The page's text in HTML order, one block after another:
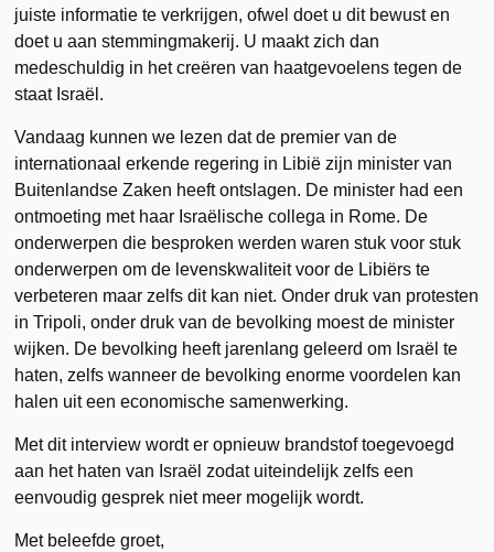
juiste informatie te verkrijgen, ofwel doet u dit bewust en
doet u aan stemmingmakerij. U maakt zich dan
medeschuldig in het creëren van haatgevoelens tegen de
staat Israël.
Vandaag kunnen we lezen dat de premier van de
internationaal erkende regering in Libië zijn minister van
Buitenlandse Zaken heeft ontslagen. De minister had een
ontmoeting met haar Israëlische collega in Rome. De
onderwerpen die besproken werden waren stuk voor stuk
onderwerpen om de levenskwaliteit voor de Libiërs te
verbeteren maar zelfs dit kan niet. Onder druk van protesten
in Tripoli, onder druk van de bevolking moest de minister
wijken. De bevolking heeft jarenlang geleerd om Israël te
haten, zelfs wanneer de bevolking enorme voordelen kan
halen uit een economische samenwerking.
Met dit interview wordt er opnieuw brandstof toegevoegd
aan het haten van Israël zodat uiteindelijk zelfs een
eenvoudig gesprek niet meer mogelijk wordt.
Met beleefde groet,